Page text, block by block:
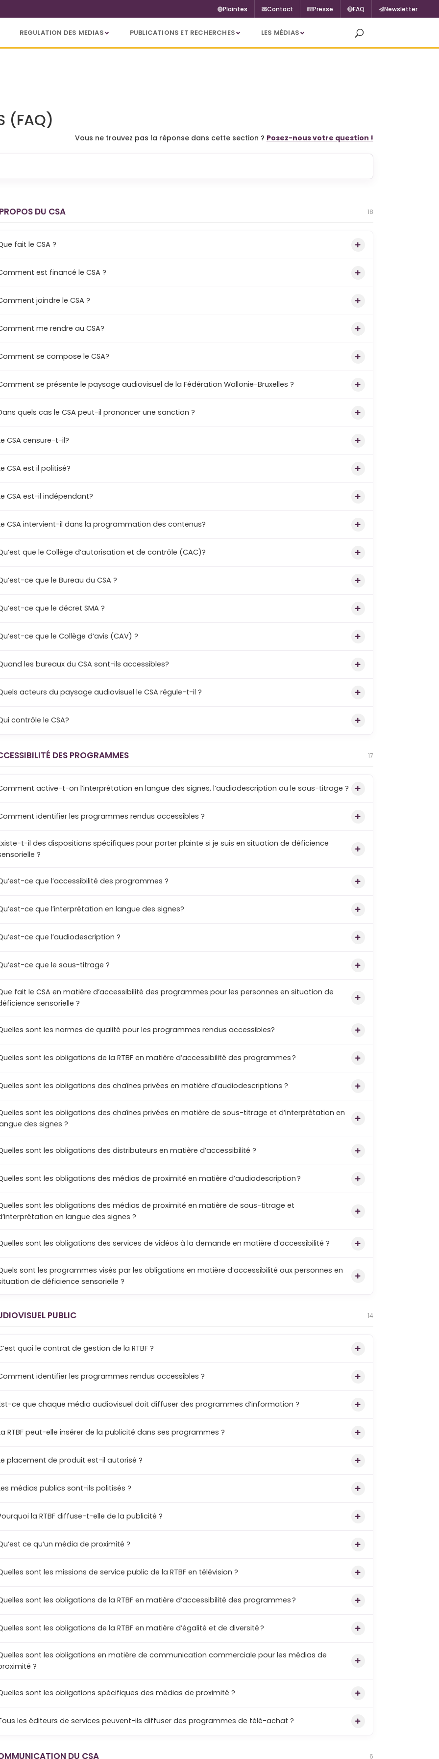
Plaintes Contact Presse FAQ Newsletter
REGULATION DES MEDIAS PUBLICATIONS ET RECHERCHES LES MÉDIAS
(FAQ)
Vous ne trouvez pas la réponse dans cette section ? Posez-nous votre question !
DU CSA 18
fait le CSA ?
est financé le CSA ?
joindre le CSA ?
me rendre au CSA?
se compose le CSA?
se présente le paysage audiovisuel de la Fédération Wallonie-Bruxelles ?
quels cas le CSA peut-il prononcer une sanction ?
CSA censure-t-il?
CSA est il politisé?
CSA est-il indépendant?
CSA intervient-il dans la programmation des contenus?
que le Collège d’autorisation et de contrôle (CAC)?
ce que le Bureau du CSA ?
ce que le décret SMA ?
ce que le Collège d’avis (CAV) ?
les bureaux du CSA sont-ils accessibles?
acteurs du paysage audiovisuel le CSA régule-t-il ?
contrôle le CSA?
DES PROGRAMMES 17
Comment active-t-on l’interprétation en langue des signes, l’audiodescription ou le sous-titrage ?
identifier les programmes rendus accessibles ?
t-il des dispositions spécifiques pour porter plainte si je suis en situation de déficience
?
ce que l’accessibilité des programmes ?
ce que l’interprétation en langue des signes?
ce que l’audiodescription ?
ce que le sous-titrage ?
fait le CSA en matière d’accessibilité des programmes pour les personnes en situation de
sensorielle ?
sont les normes de qualité pour les programmes rendus accessibles?
sont les obligations de la RTBF en matière d’accessibilité des programmes ?
sont les obligations des chaînes privées en matière d’audiodescriptions ?
sont les obligations des chaînes privées en matière de sous-titrage et d’interprétation en
des signes ?
sont les obligations des distributeurs en matière d’accessibilité ?
sont les obligations des médias de proximité en matière d’audiodescription ?
sont les obligations des médias de proximité en matière de sous-titrage et
en langue des signes ?
sont les obligations des services de vidéos à la demande en matière d’accessibilité ?
sont les programmes visés par les obligations en matière d’accessibilité aux personnes en
de déficience sensorielle ?
PUBLIC 14
quoi le contrat de gestion de la RTBF ?
identifier les programmes rendus accessibles ?
ce que chaque média audiovisuel doit diffuser des programmes d’information ?
RTBF peut-elle insérer de la publicité dans ses programmes ?
placement de produit est-il autorisé ?
médias publics sont-ils politisés ?
la RTBF diffuse-t-elle de la publicité ?
ce qu’un média de proximité ?
sont les missions de service public de la RTBF en télévision ?
sont les obligations de la RTBF en matière d’accessibilité des programmes ?
sont les obligations de la RTBF en matière d’égalité et de diversité ?
sont les obligations en matière de communication commerciale pour les médias de
?
sont les obligations spécifiques des médias de proximité ?
les éditeurs de services peuvent-ils diffuser des programmes de télé-achat ?
DU CSA 6